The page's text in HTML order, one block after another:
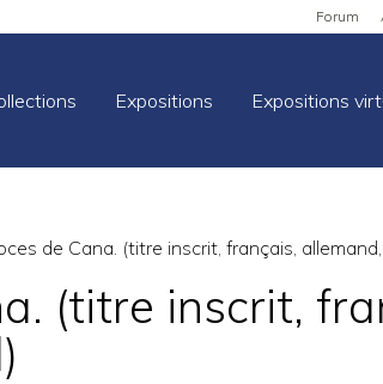
Forum
Expositions Expositions
de Cana. (titre inscrit, français,
(titre inscrit,